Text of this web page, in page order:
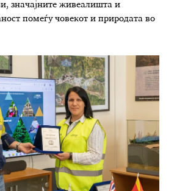
значајните живеалишта и
помеѓу човекот и природата во